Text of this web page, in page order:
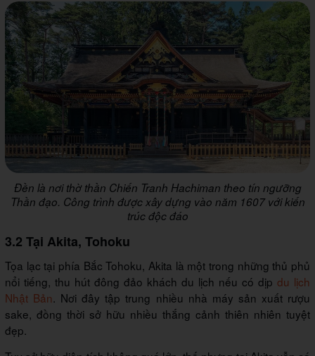
Đền là nơi thờ thần Chiến Tranh Hachiman theo tín ngưỡng
Thần đạo. Công trình được xây dựng vào năm 1607 với kiến
trúc độc đáo
3.2 Tại Akita, Tohoku
Tọa lạc tại phía Bắc Tohoku, Akita là một trong những thủ phủ
nổi tiếng, thu hút đông đảo khách du lịch nếu có dịp du lịch
Nhật Bản. Nơi đây tập trung nhiều nhà máy sản xuất rượu
sake, đồng thời sở hữu nhiều thắng cảnh thiên nhiên tuyệt
đẹp.